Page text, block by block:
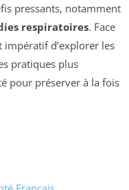
pressants, notamment
respiratoires. Face
d’explorer les
pratiques plus
pour préserver à la fois